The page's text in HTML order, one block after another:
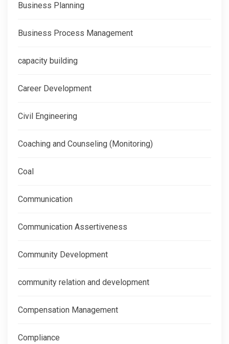
Business Planning
Business Process Management
capacity building
Career Development
Civil Engineering
Coaching and Counseling (Monitoring)
Coal
Communication
Communication Assertiveness
Community Development
community relation and development
Compensation Management
Compliance